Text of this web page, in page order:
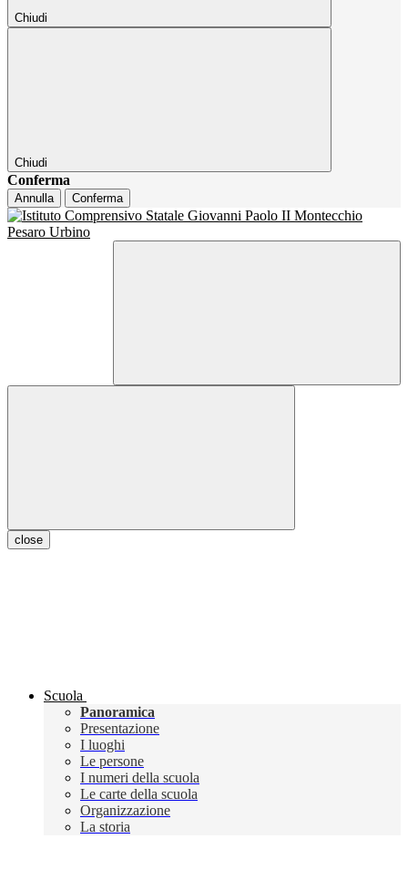
Chiudi
Chiudi
Conferma
Annulla Conferma
close
Scuola
Panoramica
Presentazione
I luoghi
Le persone
I numeri della scuola
Le carte della scuola
Organizzazione
La storia